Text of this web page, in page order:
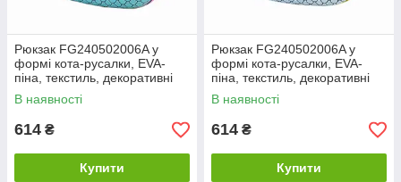
Рюкзак FG240502006A у
формі кота-русалки, EVA-
піна, текстиль, декоративні
блискітки, 23×20×8 см,
рожевий
В наявності
614 ₴
Купити
Рюкзак FG240502006A у
формі кота-русалки, EVA-
піна, текстиль, декоративні
блискітки, 23×20×8 см,
жовтий
В наявності
614 ₴
Купити